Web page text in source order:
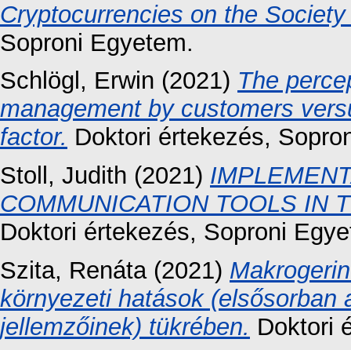
Cryptocurrencies on the
Soproni Egyetem.
Schlögl, Erwin (2021) The
management by customers
factor. Doktori értekezés,
Stoll, Judith (2021)
COMMUNICATION TOOLS IN
Doktori értekezés, Soproni
Szita, Renáta(2021)
környezeti hatások (elsősorban
jellemzőinek) tükrében. Doktori